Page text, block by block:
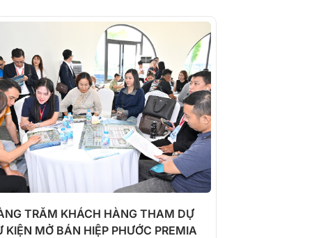
TRĂM KHÁCH HÀNG THAM DỰ
KIỆN MỞ BÁN HIỆP PHƯỚC PREMIA